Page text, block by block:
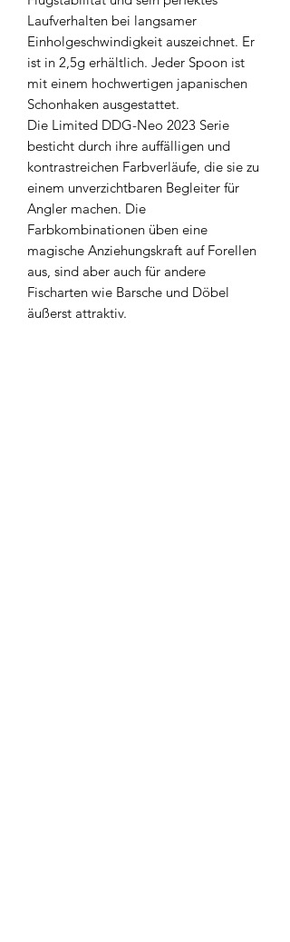
Laufverhalten bei langsamer
Einholgeschwindigkeit auszeichnet. Er
ist in 2,5g erhältlich. Jeder Spoon ist
mit einem hochwertigen japanischen
Schonhaken ausgestattet.
Die Limited DDG-Neo 2023 Serie
besticht durch ihre auffälligen und
kontrastreichen Farbverläufe, die sie zu
einem unverzichtbaren Begleiter für
Angler machen. Die
Farbkombinationen üben eine
magische Anziehungskraft auf Forellen
aus, sind aber auch für andere
Fischarten wie Barsche und Döbel
äußerst attraktiv.